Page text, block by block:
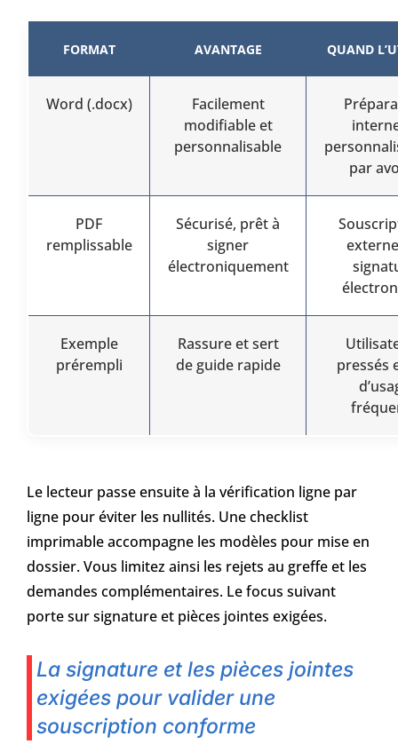
FORMAT AVANTAGE QUAND
Word (.docx)
Facilement
modifiable et
personnalisable
par
PDF
remplissable
Sécurisé, prêt à
signer
électroniquement
Exemple
prérempli
Rassure et sert
de guide rapide
pressés
Le lecteur passe ensuite à la vérification ligne par
ligne pour éviter les nullités. Une checklist
imprimable accompagne les modèles pour mise en
dossier. Vous limitez ainsi les rejets au greffe et les
demandes complémentaires. Le focus suivant
porte sur signature et pièces jointes exigées.
La signature et les pièces jointes
exigées pour valider une
souscription conforme